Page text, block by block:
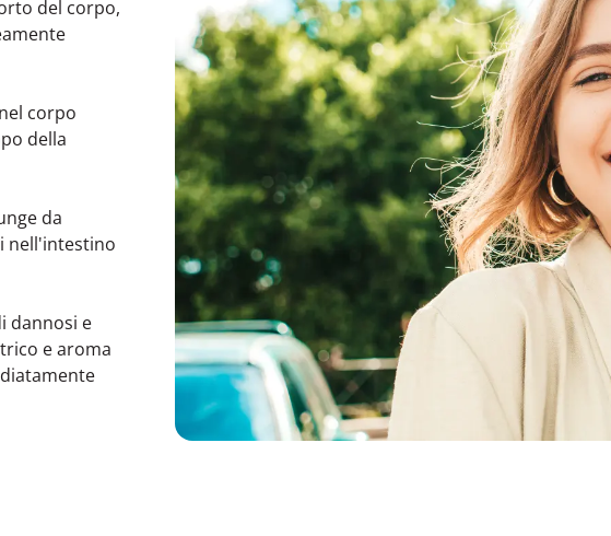
del corpo,
corpo
della
da
nell'intestino
dannosi e
e aroma